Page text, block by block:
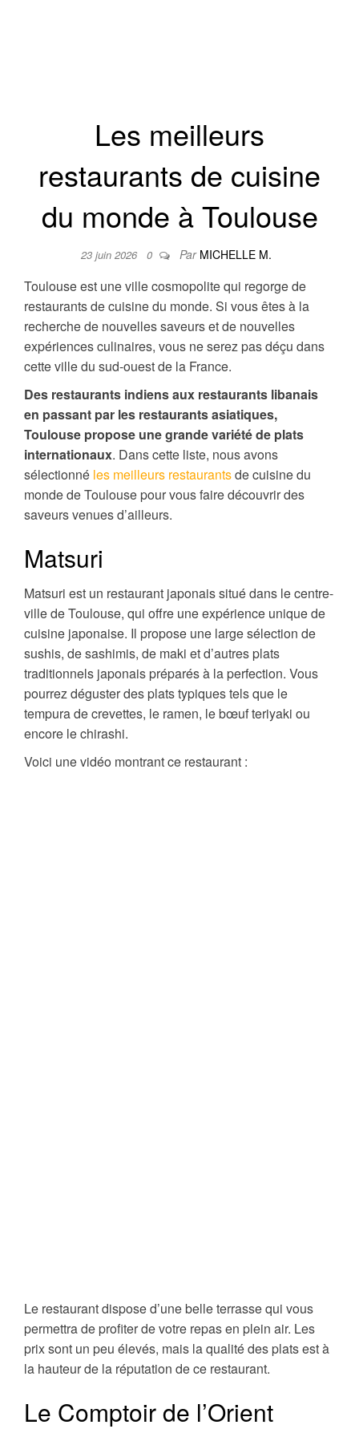
ÉVÈNEMENTS
Les meilleurs
restaurants de cuisine
du monde à Toulouse
23 juin 2026 0 Par MICHELLE M.
Toulouse est une ville cosmopolite qui regorge de
restaurants de cuisine du monde. Si vous êtes à la
recherche de nouvelles saveurs et de nouvelles
expériences culinaires, vous ne serez pas déçu dans
cette ville du sud-ouest de la France.
Des restaurants indiens aux restaurants libanais
en passant par les restaurants asiatiques,
Toulouse propose une grande variété de plats
internationaux. Dans cette liste, nous avons
sélectionné les meilleurs restaurantsde cuisine du
monde de Toulouse pour vous faire découvrir des
saveurs venues d’ailleurs.
Matsuri
Matsuri est un restaurant japonais situé dans le centre-
ville de Toulouse, qui offre une expérience unique de
cuisine japonaise. Il propose une large sélection de
sushis, de sashimis, de maki et d’autres plats
traditionnels japonais préparés à la perfection. Vous
pourrez déguster des plats typiques tels que le
tempura de crevettes, le ramen, le bœuf teriyaki ou
encore le chirashi.
Voici une vidéo montrant ce restaurant :
Le restaurant dispose d’une belle terrasse qui vous
permettra de profiter de votre repas en plein air. Les
prix sont un peu élevés, mais la qualité des plats est à
la hauteur de la réputation de ce restaurant.
Le Comptoir de l’Orient